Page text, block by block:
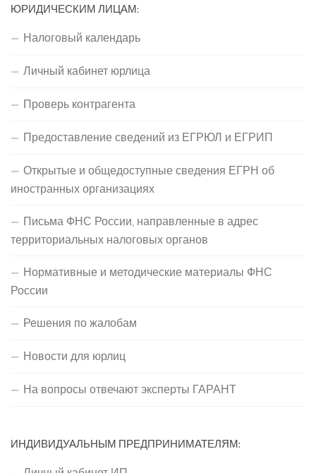
ЮРИДИЧЕСКИМ ЛИЦАМ:
Налоговый календарь
Личный кабинет юрлица
Проверь контрагента
Предоставление сведений из ЕГРЮЛ и ЕГРИП
Открытые и общедоступные сведения ЕГРН об
иностранных организациях
Письма ФНС России, направленные в адрес
территориальных налоговых органов
Нормативные и методические материалы ФНС
России
Решения по жалобам
Новости для юрлиц
На вопросы отвечают эксперты ГАРАНТ
ИНДИВИДУАЛЬНЫМ ПРЕДПРИНИМАТЕЛЯМ: